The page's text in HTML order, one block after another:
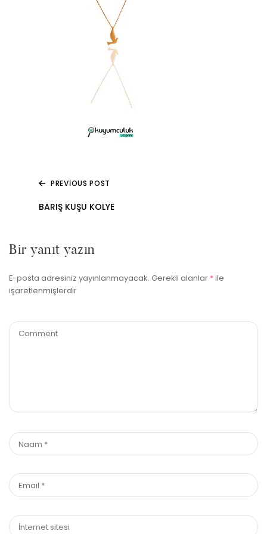
PREVIOUS POST
BARIŞ KUŞU KOLYE
Bir yanıt yazın
E-posta adresiniz yayınlanmayacak. Gerekli alanlar *ile
işaretlenmişlerdir